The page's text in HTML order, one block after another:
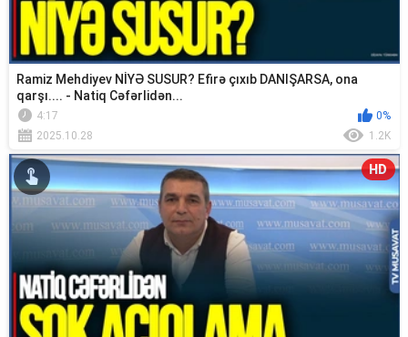
Ramiz Mehdiyev NİYƏ SUSUR? Efirə çıxıb DANIŞARSA, ona
qarşı.... - Natiq Cəfərlidən...
4:17
0%
2025.10.28
1.2K
HD